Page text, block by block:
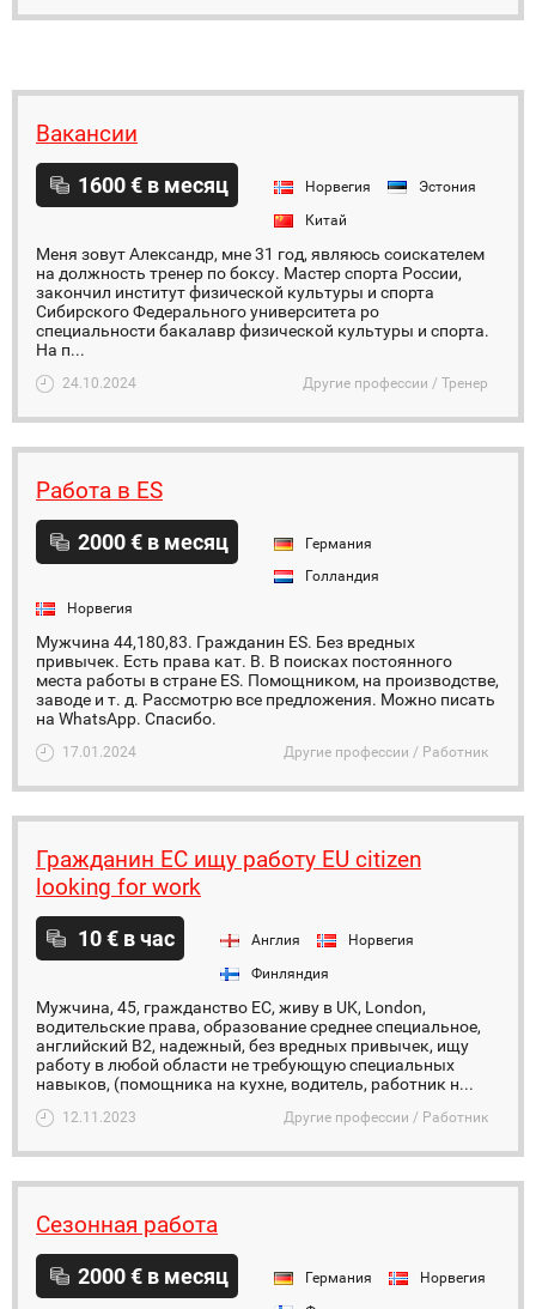
Вакансии
1600 € в месяц Норвегия
Эстония
Китай
Меня зовут Александр, мне 31 год, являюсь соискателем
на должность тренер по боксу. Мастер спорта России,
закончил институт физической культуры и спорта
Сибирского Федерального университета ро
специальности бакалавр физической культуры и спорта.
На п...
24.10.2024 Другие профессии / Тренер
Работа в ES
2000 € в месяц
Германия
Голландия
Норвегия
Мужчина 44,180,83. Гражданин ES. Без вредных
привычек. Есть права кат. В. В поисках постоянного
места работы в стране ES. Помощником, на производстве,
заводе и т. д. Рассмотрю все предложения. Можно писать
на WhatsApp. Спасибо.
17.01.2024 Другие профессии / Работник
Гражданин ЕС ищу работу EU citizen
looking for work
10 € в час Англия
Норвегия
Финляндия
Мужчина, 45, гражданство ЕС, живу в UK, London,
водительские права, образование среднее специальное,
английский B2, надежный, без вредных привычек, ищу
работу в любой области не требующую специальных
навыков, (помощника на кухне, водитель, работник н...
12.11.2023 Другие профессии / Работник
Сезонная работа
2000 € в месяц Германия
Норвегия